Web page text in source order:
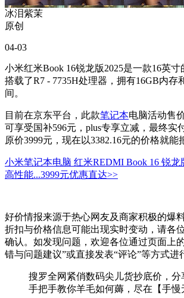
冰泪紫茉
原创
04-03
小米红米Book 16锐龙版2025是一款16英寸
搭载了R7 - 7735H处理器，拥有16GB内存
间。
目前在京东平台，此款笔记本电脑活动售
可享受国补596元，plus专享立减，最终实
原价3999元，现在以3382.16元的价格就能
小米笔记本电脑 红米REDMI Book 16 锐龙
高性能...3999元优惠直达>>
好价情报来源于热心网友及商家积极的爆
折扣与价格信息可能出现实时变动，请各
确认。如发现问题，欢迎各位通过页面上
错与问题建议”或直接发表“评论”等方式进
搜罗全网紧俏数码尖儿货抄底价，分
手把手教你羊毛如何薅，尽在【手慢